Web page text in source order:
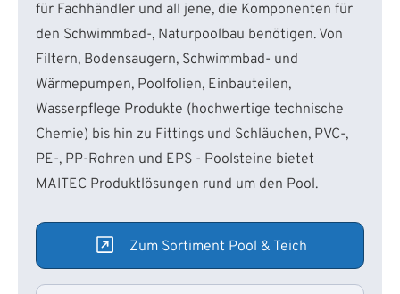
für Fachhändler und all jene, die Komponenten für
den Schwimmbad-, Naturpoolbau benötigen. Von
Filtern, Bodensaugern, Schwimmbad- und
Wärmepumpen, Poolfolien, Einbauteilen,
Wasserpflege Produkte (hochwertige technische
Chemie) bis hin zu Fittings und Schläuchen, PVC-,
PE-, PP-Rohren und EPS - Poolsteine bietet
MAITEC Produktlösungen rund um den Pool.
Zum Sortiment Pool & Teich